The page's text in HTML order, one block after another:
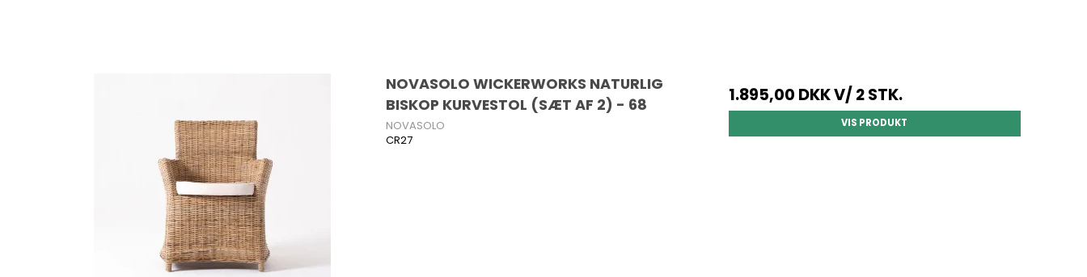
NOVASOLO WICKERWORKS NATURLIG
BISKOP KURVESTOL (SÆT AF 2) - 68
NOVASOLO
CR27
1.895,00 DKKV/ 2 STK.
VIS PRODUKT